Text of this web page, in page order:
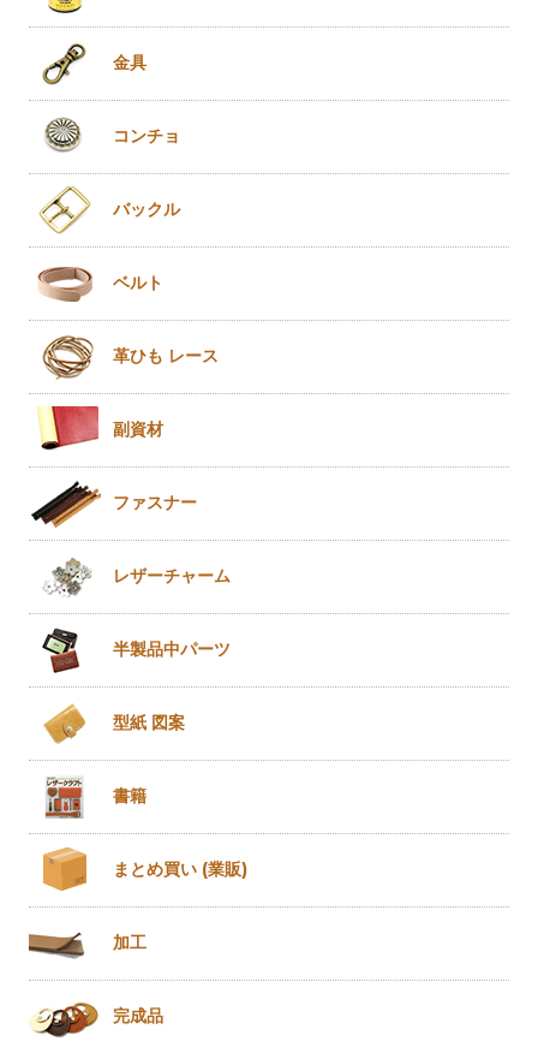
金具
コンチョ
バックル
ベルト
革ひも レース
副資材
ファスナー
レザーチャーム
半製品中パーツ
型紙 図案
書籍
まとめ買い (業販)
加工
完成品